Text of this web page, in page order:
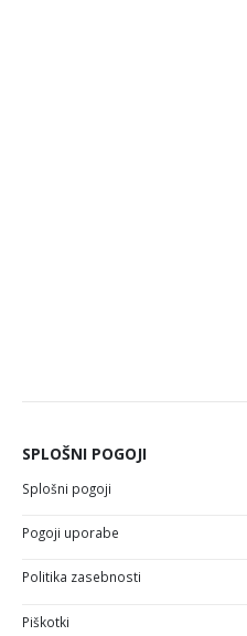
SPLOŠNI POGOJI
Splošni pogoji
Pogoji uporabe
Politika zasebnosti
Piškotki